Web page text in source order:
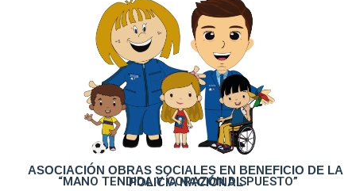
ASOCIACIÓN OBRAS SOCIALES EN BENEFICIO DE LA
POLICÍA NACIONAL
“MANO TENDIDA Y CORAZÓN DISPUESTO”